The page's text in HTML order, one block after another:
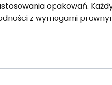
opakowań.
z wymogami